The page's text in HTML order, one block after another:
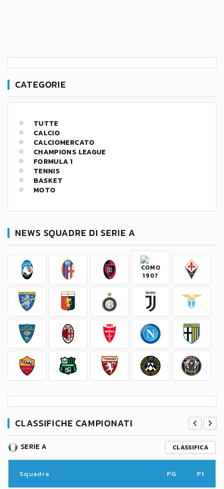
CATEGORIE
TUTTE
CALCIO
CALCIOMERCATO
CHAMPIONS LEAGUE
FORMULA 1
TENNIS
BASKET
MOTO
NEWS SQUADRE DI SERIE A
CLASSIFICHE CAMPIONATI
SERIE A CLASSIFICA
Squadra PG Pt